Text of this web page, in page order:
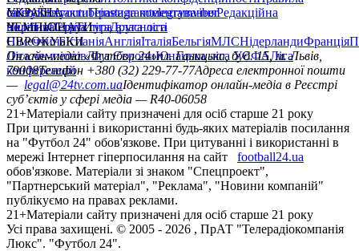
сайтуКонтактиПравила коментуванняРедакційна
політикаСтруктура власності
facebookxyoutubeinstagramtelegramviber
УКРАЇНА
УкраїнаПерша лігаДруга ліга
ЧЕМПІОНАТИ
НімеччинаІспаніяАнгліяІталіяБельгіяМЛСНідерландиФранція
ЄВРОКУБКИ
Ліга чемпіонівЛіга ЄвропиЮнацька ліга УЄФАЛіга
конференцій
Онлайн-медіа «Футбол 24»пл. Галицька, буд. 15, м. Львів,
79008Телефон +380 (32) 229-77-77Адреса електронної пошти
— legal@24tv.com.uaІдентифікатор онлайн-медіа в Реєстрі
суб’єктів у сфері медіа — R40-06058
21+Матеріали сайту призначені для осіб старше 21 року
При цитуванні і використанні будь-яких матеріалів посилання
на "Футбол 24" обов'язкове. При цитуванні і використанні в
мережі Інтернет гіперпосилання на сайт
football24.ua
обов'язкове. Матеріали зі знаком "Спецпроект",
"Партнерський матеріал", "Реклама", "Новини компаній"
публікуємо на правах реклами.
21+Матеріали сайту призначені для осіб старше 21 року
Усi права захищенi. © 2005 - 2026 , ПрАТ "Телерадіокомпанія
Люкс". "Футбол 24".